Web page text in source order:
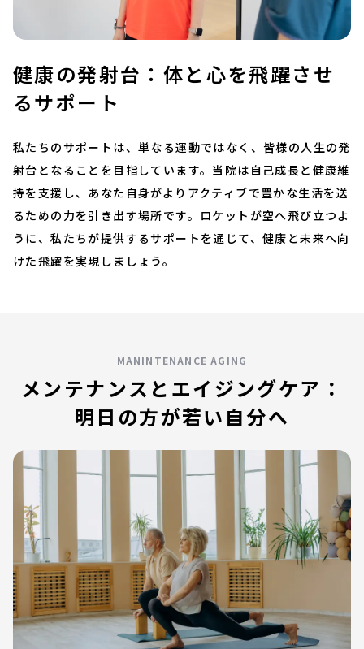
健康の発射台：体と心を飛躍させ
るサポート
私たちのサポートは、単なる運動ではなく、皆様の人生の発
射台となることを目指しています。当院は自己成長と健康維
持を支援し、あなた自身がよりアクティブで豊かな生活を送
るための力を引き出す場所です。ロケットが空へ飛び立つよ
うに、私たちが提供するサポートを通じて、健康と未来へ向
けた飛躍を実現しましょう。
MANINTENANCE AGING
メンテナンスとエイジングケア：
明日の方が若い自分へ